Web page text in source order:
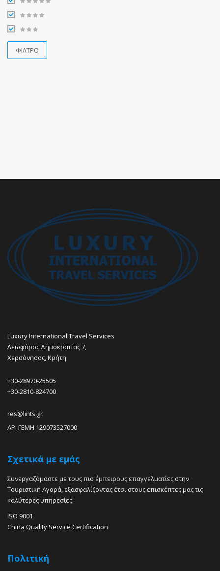
Luxury International Travel Services
Λεωφόρος Δημοκρατίας 7,
Χερσόνησος, Κρήτη
+30-28970-25505
+30-2810-824700
res@lints.gr
ΑΡ. ΓΕΜΗ 129073527000
Σχετικά με εμάς
Συνεργαζόμαστε με τους πιο έμπειρους επαγγελματίες στην
Τουριστική Αγορά, εξασφαλίζοντας έτσι στους επισκέπτες μας τις
καλύτερες υπηρεσίες.
ISO 9001
China Quality Service Certification
Πολιτική